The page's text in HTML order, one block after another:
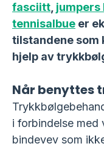
fasciitt jumpers
tennisalbue er
tilstandene som
hjelp av
Når benyttes
i forbindelse med
bindevev som